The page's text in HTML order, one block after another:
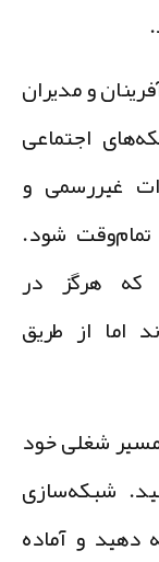
و مدیران
اجتماعی
غیررسمی و
شود.
هرگز در
از طریق
شغلی خود
شبکه‌سازی
و آماده